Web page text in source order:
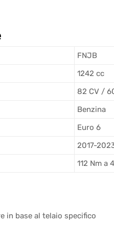
FNJB
1242 cc
82 CV /
Benzina
Euro 6
2017-
112 Nm a
in base al telaio specifico